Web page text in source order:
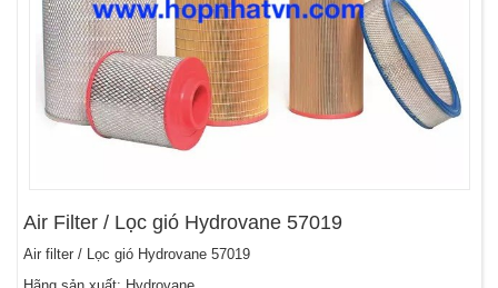
Air Filter / Lọc gió Hydrovane 57019
Air filter / Lọc gió Hydrovane 57019